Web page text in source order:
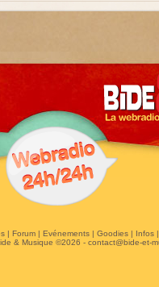
| Forum| Evénements| Goodies| Infos
& Musique ©2026 - contact@bide-et-